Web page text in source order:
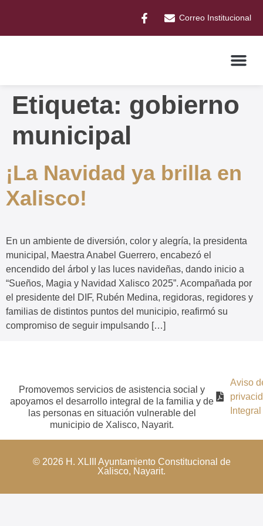
Correo Institucional
Etiqueta: gobierno
municipal
¡La Navidad ya brilla en
Xalisco!
En un ambiente de diversión, color y alegría, la presidenta
municipal, Maestra Anabel Guerrero, encabezó el
encendido del árbol y las luces navideñas, dando inicio a
“Sueños, Magia y Navidad Xalisco 2025”. Acompañada por
el presidente del DIF, Rubén Medina, regidoras, regidores y
familias de distintos puntos del municipio, reafirmó su
compromiso de seguir impulsando […]
Promovemos servicios de asistencia social y
apoyamos el desarrollo integral de la familia y de
las personas en situación vulnerable del
municipio de Xalisco, Nayarit.
Aviso
Integral
© 2026 H. XLIII Ayuntamiento Constitucional de
Xalisco, Nayarit.